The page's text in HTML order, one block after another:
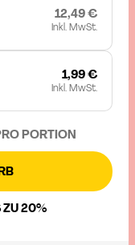
12,49 €
Inkl. MwSt.
1,99 €
Inkl. MwSt.
PORTION
ZU 20%